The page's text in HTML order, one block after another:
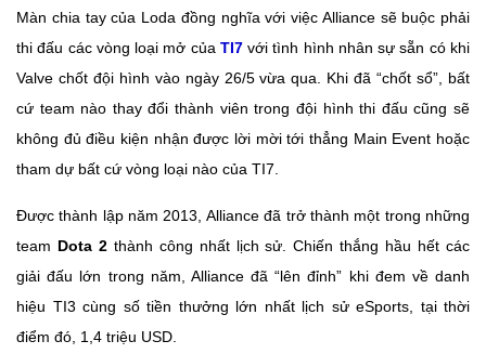
Màn chia tay của Loda đồng nghĩa với việc Alliance sẽ buộc phải
thi đấu các vòng loại mở của TI7với tình hình nhân sự sẵn có khi
Valve chốt đội hình vào ngày 26/5 vừa qua. Khi đã “chốt sổ”, bất
cứ team nào thay đổi thành viên trong đội hình thi đấu cũng sẽ
không đủ điều kiện nhận được lời mời tới thẳng Main Event hoặc
tham dự bất cứ vòng loại nào của TI7.
Được thành lập năm 2013, Alliance đã trở thành một trong những
team Dota 2thành công nhất lịch sử. Chiến thắng hầu hết các
giải đấu lớn trong năm, Alliance đã “lên đỉnh” khi đem về danh
hiệu TI3 cùng số tiền thưởng lớn nhất lịch sử eSports, tại thời
điểm đó, 1,4 triệu USD.